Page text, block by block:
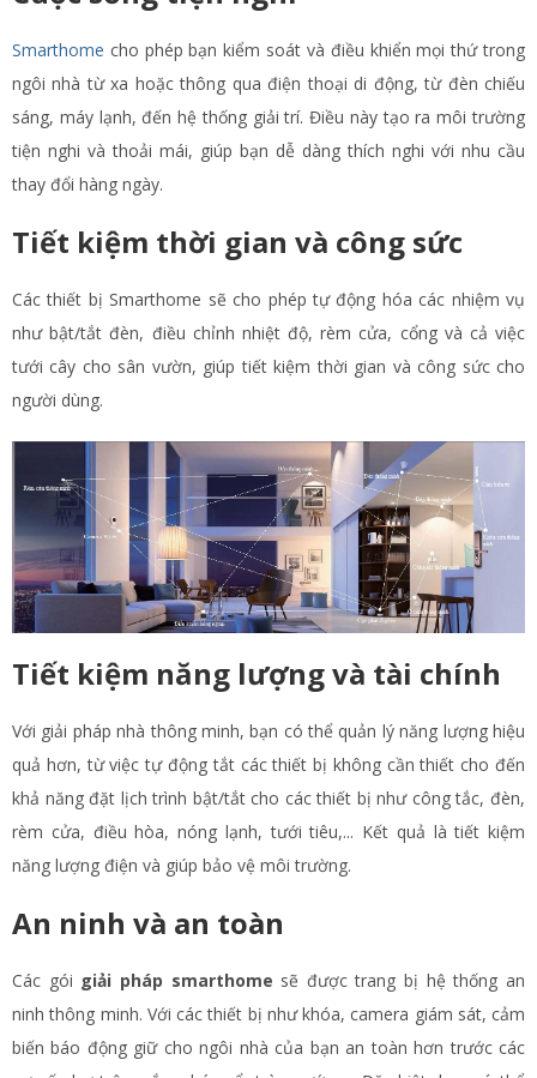
Smarthome cho phép bạn kiểm soát và điều khiển mọi thứ trong
ngôi nhà từ xa hoặc thông qua điện thoại di động, từ đèn chiếu
sáng, máy lạnh, đến hệ thống giải trí. Điều này tạo ra môi trường
tiện nghi và thoải mái, giúp bạn dễ dàng thích nghi với nhu cầu
thay đổi hàng ngày.
Tiết kiệm thời gian và công sức
Các thiết bị Smarthome sẽ cho phép tự động hóa các nhiệm vụ
như bật/tắt đèn, điều chỉnh nhiệt độ, rèm cửa, cổng và cả việc
tưới cây cho sân vườn, giúp tiết kiệm thời gian và công sức cho
người dùng.
Tiết kiệm năng lượng và tài chính
Với giải pháp nhà thông minh, bạn có thể quản lý năng lượng hiệu
quả hơn, từ việc tự động tắt các thiết bị không cần thiết cho đến
khả năng đặt lịch trình bật/tắt cho các thiết bị như công tắc, đèn,
rèm cửa, điều hòa, nóng lạnh, tưới tiêu,... Kết quả là tiết kiệm
năng lượng điện và giúp bảo vệ môi trường.
An ninh và an toàn
Các gói giải pháp smarthome sẽ được trang bị hệ thống an
ninh thông minh. Với các thiết bị như khóa, camera giám sát, cảm
biến báo động giữ cho ngôi nhà của bạn an toàn hơn trước các